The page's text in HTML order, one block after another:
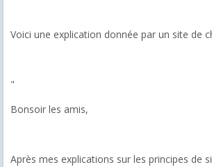
Voici une explication donnée par un site de
"
Bonsoir les amis,
Après mes explications sur les principes de